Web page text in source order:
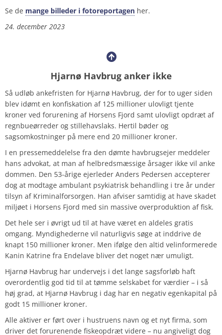
Se de mange billeder i fotoreportagen her.
24. december 2023
Hjarnø Havbrug anker ikke
Så udløb ankefristen for Hjarnø Havbrug, der for to uger siden
blev idømt en konfiskation af 125 millioner ulovligt tjente
kroner ved forurening af Horsens Fjord samt ulovligt opdræt af
regnbueørreder og stillehavslaks. Hertil bøder og
sagsomkostninger på mere end 20 millioner kroner.
I en pressemeddelelse fra den dømte havbrugsejer meddeler
hans advokat, at man af helbredsmæssige årsager ikke vil anke
dommen. Den 53-årige ejerleder Anders Pedersen accepterer
dog at modtage ambulant psykiatrisk behandling i tre år under
tilsyn af Kriminalforsorgen. Han afviser samtidig at have skadet
miljøet i Horsens Fjord med sin massive overproduktion af fisk.
Det hele ser i øvrigt ud til at have været en aldeles gratis
omgang. Myndighederne vil naturligvis søge at inddrive de
knapt 150 millioner kroner. Men ifølge den altid velinformerede
Kanin Katrine fra Endelave bliver det noget nær umuligt.
Hjarnø Havbrug har undervejs i det lange sagsforløb haft
overordentlig god tid til at tømme selskabet for værdier – i så
høj grad, at Hjarnø Havbrug i dag har en negativ egenkapital på
godt 15 millioner kroner.
Alle aktiver er ført over i hustruens navn og et nyt firma, som
driver det forurenende fiskeopdræt videre – nu angiveligt dog